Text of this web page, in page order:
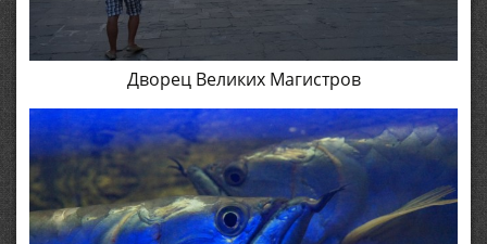
Дворец Великих Магистров